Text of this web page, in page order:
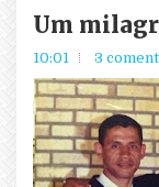
Um
10:01
3